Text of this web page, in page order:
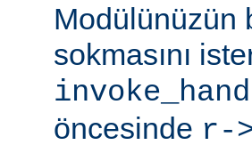
Modülünüzün
sokmasını
öncesinde r-